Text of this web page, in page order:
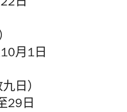
日
月1日
日）
29日